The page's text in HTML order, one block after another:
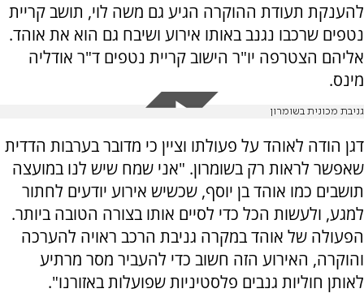
להענקת תעודת ההוקרה הגיע גם משה לוי, תושב קריית
נטפים שרכבו נגנב באותו אירוע ושיבח גם הוא את אוהד.
אליהם הצטרפה יו"ר הישוב קריית נטפים ד"ר אודליה
מינס.
גניבת מכונית בשומרון
דגן הודה לאוהד על פעולתו וציין כי מדובר בערבות הדדית
שאפשר לראות רק בשומרון. "אני שמח שיש לנו במועצה
תושבים כמו אוהד בן יוסף, שכשיש אירוע יודעים לחתור
למגע, ולעשות הכל כדי לסיים אותו בצורה הטובה ביותר.
הפעולה של אוהד במקרה גניבת הרכב ראויה להערכה
והוקרה, האירוע הזה חשוב כדי להעביר מסר מרתיע
לאותן חוליות גנבים פלסטיניות שפועלות באזורנו".